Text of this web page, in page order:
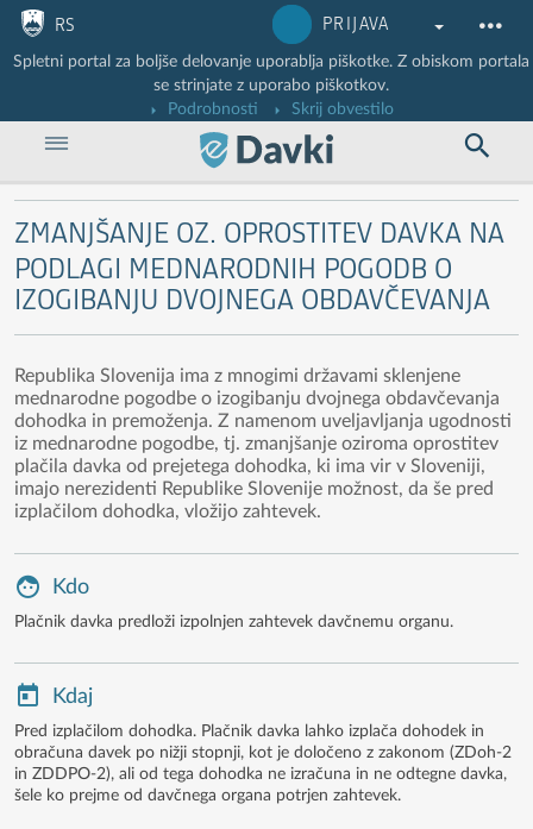
Nadaljuj na vsebino
Nadaljuj na vsebino zaprtega portala
RS PRIJAVA
Spletni portal za boljše delovanje uporablja piškotke. Z obiskom portala
se strinjate z uporabo piškotkov.
Podrobnosti
Skrij obvestilo
ZMANJŠANJE OZ. OPROSTITEV DAVKA NA
PODLAGI MEDNARODNIH POGODB O
IZOGIBANJU DVOJNEGA OBDAVČEVANJA
Republika Slovenija ima z mnogimi državami sklenjene
mednarodne pogodbe o izogibanju dvojnega obdavčevanja
dohodka in premoženja. Z namenom uveljavljanja ugodnosti
iz mednarodne pogodbe, tj. zmanjšanje oziroma oprostitev
plačila davka od prejetega dohodka, ki ima vir v Sloveniji,
imajo nerezidenti Republike Slovenije možnost, da še pred
izplačilom dohodka, vložijo zahtevek.
Kdo
Plačnik davka predloži izpolnjen zahtevek davčnemu organu.
Kdaj
Pred izplačilom dohodka. Plačnik davka lahko izplača dohodek in
obračuna davek po nižji stopnji, kot je določeno z zakonom (ZDoh-2
in ZDDPO-2), ali od tega dohodka ne izračuna in ne odtegne davka,
šele ko prejme od davčnega organa potrjen zahtevek.